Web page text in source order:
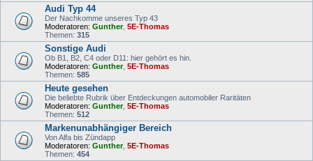
Audi Typ 44
Der Nachkomme unseres Typ 43
Moderatoren: Gunther, 5E-Thomas
Themen: 315
Sonstige Audi
Ob B1, B2, C4 oder D11: hier gehört es hin.
Moderatoren: Gunther, 5E-Thomas
Themen: 585
Heute gesehen
Die beliebte Rubrik über Entdeckungen automobiler Raritäten
Moderatoren: Gunther, 5E-Thomas
Themen: 512
Markenunabhängiger Bereich
Von Alfa bis Zündapp
Moderatoren: Gunther, 5E-Thomas
Themen: 454